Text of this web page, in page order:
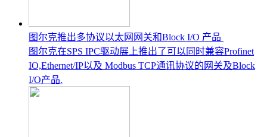
图尔克推出多协议以太网网关和Block I/O 产品
图尔克在SPS IPC驱动展上推出了可以同时兼容Profinet
IO,Ethernet/IP以及 Modbus TCP通讯协议的网关及Block
I/O产品.